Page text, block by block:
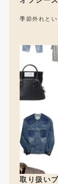
季節外れと
取り扱い